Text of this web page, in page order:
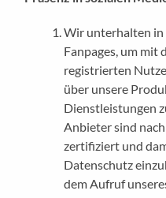
Wir unterhalten in
Fanpages, um mit
registrierten
über unsere
Dienstleistungen
Anbieter sind
zertifiziert und
Datenschutz
dem Aufruf